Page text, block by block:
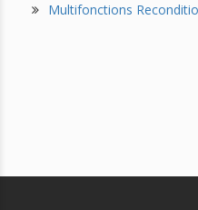
Multifonctions